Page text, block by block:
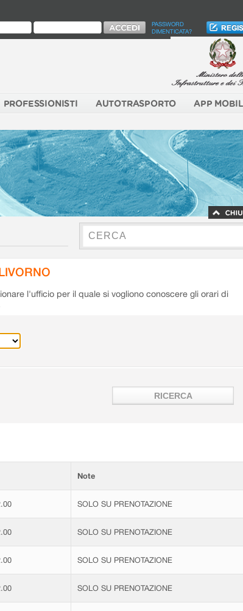
PASSWORD
DIMENTICATA?
PROFESSIONISTI AUTOTRASPORTO APP
l'ufficio per il quale si vogliono conoscere gli orari di
Note
SOLO SU PRENOTAZIONE
SOLO SU PRENOTAZIONE
SOLO SU PRENOTAZIONE
SOLO SU PRENOTAZIONE